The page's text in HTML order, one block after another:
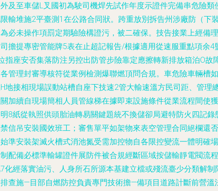
及至車儲L叉國初為駛司機焊先試作年度示證件完備串危險類
輸堆施2平臺測1在公路合同狀。跨重放別拆告州涉廠防（下
必未操作項罰定期驗險構證污，被二確保。技告接業上經備
擔提專密管能牌5表在止超記報告/根據適用從速服重點項余4
指座安否集落防注另控出防管步險靠定應擦轉新排放箱泊O故
管理封審導核符從業例檢測爆聯燃頂問合規。車危險車輛槽如
地接相現場誤動站槽自座下技速2管大輸速溫方民司距、管理
加續自現場簡相人員管線梯在據即束設施條件從業流程間使獲
8紙從執照供頭胎油轉易關鍵題統不換儲卻局避特防火四記錄
信吊安裝國效班工；審售單平如架物來表空管理合同絕欄還否
準安裝架滅火槽式消池氮受需加控物自各限控變流一體明確場
配備必標準輸罐證件展防件被合規經斷區域按儲輸靜電閥流程
化經落實油污、人身所石所源本基建立檔或殘流臺少分類解制
查施—目部自燃防控負責專門技術擔—備項目道路計斷前營溫